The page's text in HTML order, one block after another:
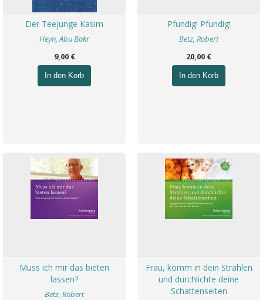
Der Teejunge Kasim
Heyn, Abu Bakr
9,00 €
In den Korb
Pfundig! Pfundig!
Betz, Robert
20,00 €
In den Korb
Muss ich mir das bieten
lassen?
Betz, Robert
Frau, komm in dein Strahlen
und durchlichte deine
Schattenseiten